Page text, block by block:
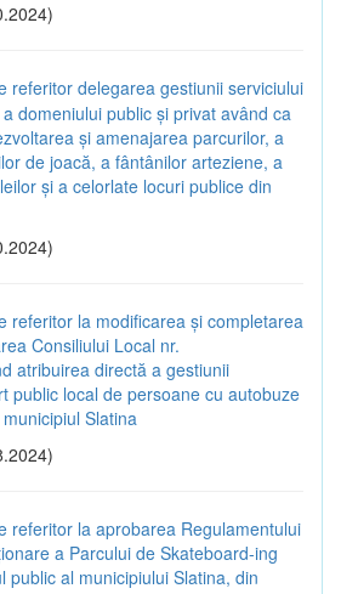
referitor delegarea gestiunii serviciului
domeniului public și privat având ca
și amenajarea parcurilor, a
de joacă, a fântânilor arteziene, a
și a celorlate locuri publice din
referitor la modificarea și completarea
Consiliului Local nr.
atribuirea directă a gestiunii
public local de persoane cu autobuze
Slatina
referitor la aprobarea Regulamentului
a Parcului de Skateboard-ing
public al municipiului Slatina, din